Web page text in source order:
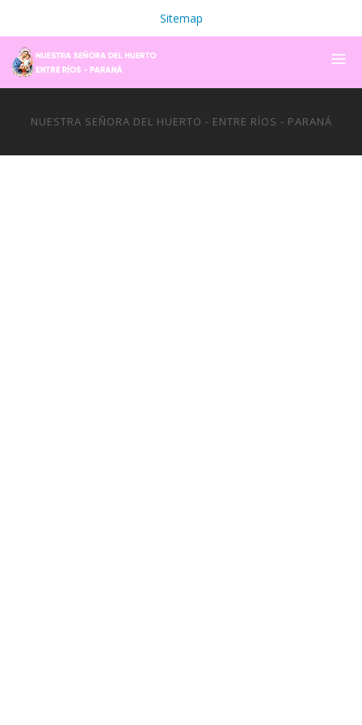
Sitemap
NUESTRA SEÑORA DEL HUERTO - ENTRE RÍOS - PARANÁ